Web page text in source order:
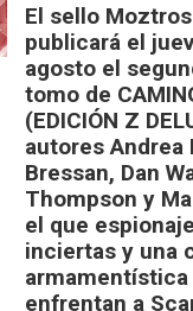
El sello
publicará el
agosto el
tomo de
(EDICIÓN Z
autores Andrea
Bressan, Dan
Thompson y
el que
inciertas y una
armamentística
enfrentan a